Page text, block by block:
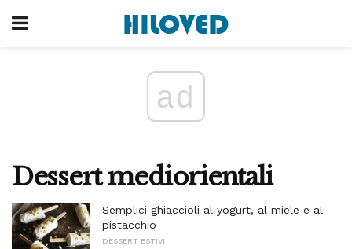
ad
Dessert mediorientali
Semplici ghiaccioli al yogurt, al miele e al
pistacchio
DESSERT ESTIVI